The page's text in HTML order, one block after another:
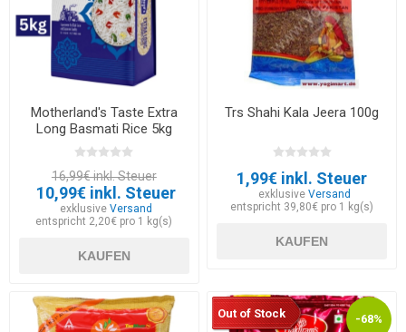
Motherland's Taste Extra
Long Basmati Rice 5kg
16,99€ inkl. Steuer
10,99€ inkl. Steuer
exklusiveVersand
entspricht 2,20€ pro 1 kg(s)
KAUFEN
Trs Shahi Kala Jeera 100g
1,99€ inkl. Steuer
exklusive Versand
entspricht 39,80€ pro 1 kg(s)
KAUFEN
-68%
Out of Stock